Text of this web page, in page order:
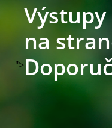
">
na